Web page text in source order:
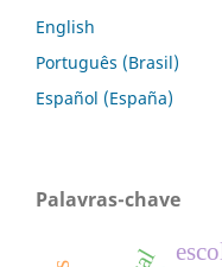
English
Português (Brasil)
Español (España)
Palavras-chave